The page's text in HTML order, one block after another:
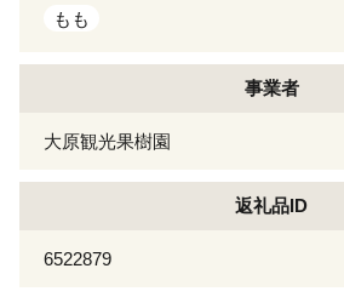
もも
事業者
大原観光果樹園
返礼品ID
6522879